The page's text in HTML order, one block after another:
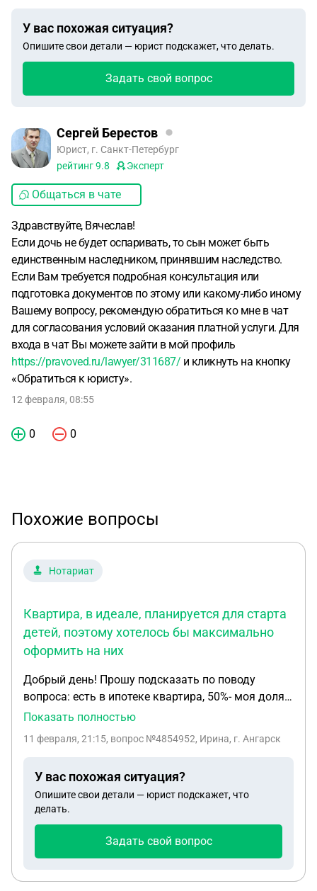
У вас похожая ситуация?
Опишите свои детали — юрист подскажет, что делать.
Задать свой вопрос
Сергей Берестов
Юрист, г. Санкт-Петербург
рейтинг9.8 Эксперт
Общаться в чате
Здравствуйте, Вячеслав!
Если дочь не будет оспаривать, то сын может быть
единственным наследником, принявшим наследство.
Если Вам требуется подробная консультация или
подготовка документов по этому или какому-либо иному
Вашему вопросу, рекомендую обратиться ко мне в чат
для согласования условий оказания платной услуги. Для
входа в чат Вы можете зайти в мой профиль
https://pravoved.ru/lawyer/311687/ и кликнуть на кнопку
«Обратиться к юристу».
12 февраля, 08:55
0 0
Похожие вопросы
Нотариат
Квартира, в идеале, планируется для старта
детей, поэтому хотелось бы максимально
оформить на них
Добрый день! Прошу подсказать по поводу
вопроса: есть в ипотеке квартира, 50%- моя доля,
50%- несовершеннолетней дочери. Хочу внести в
выделить долю несовершеннолетнему сыну.
нужен ли нотариус в этом случае и можем ли мы с
супругом/кто-то один отказаться от своей доли в
пользу детей? Квартира, в идеале, планируется
максимально оформить на них. Спасибо.
Показать полностью
11 февраля, 21:15, вопрос №4854952, Ирина, г. Ангарск
У вас похожая ситуация?
Опишите свои детали — юрист подскажет, что
делать.
Задать свой вопрос